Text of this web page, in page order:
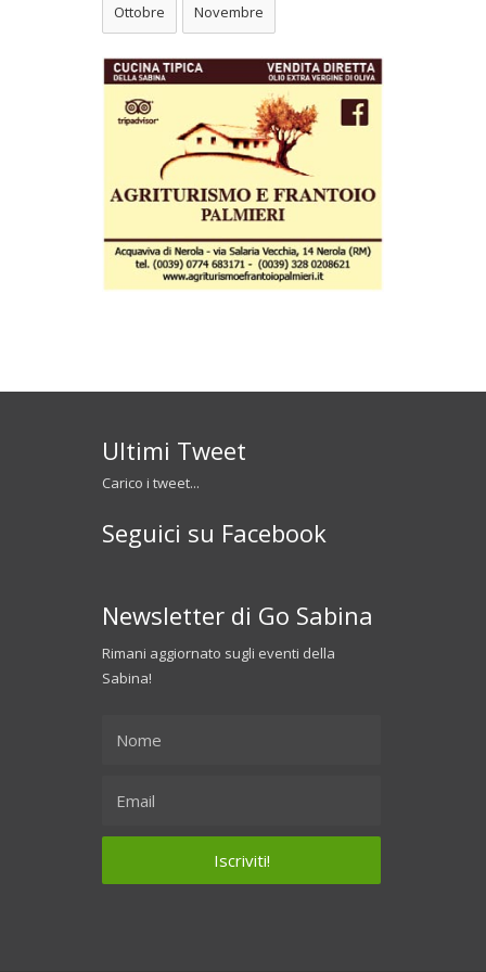
Ottobre Novembre
Ultimi Tweet
Carico i tweet...
Seguici su Facebook
Newsletter di Go Sabina
Rimani aggiornato sugli eventi della
Sabina!